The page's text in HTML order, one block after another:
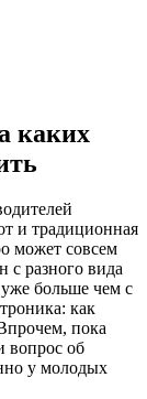
каких
и традиционная
может совсем
с разного вида
больше чем с
как
пока
вопрос об
у молодых